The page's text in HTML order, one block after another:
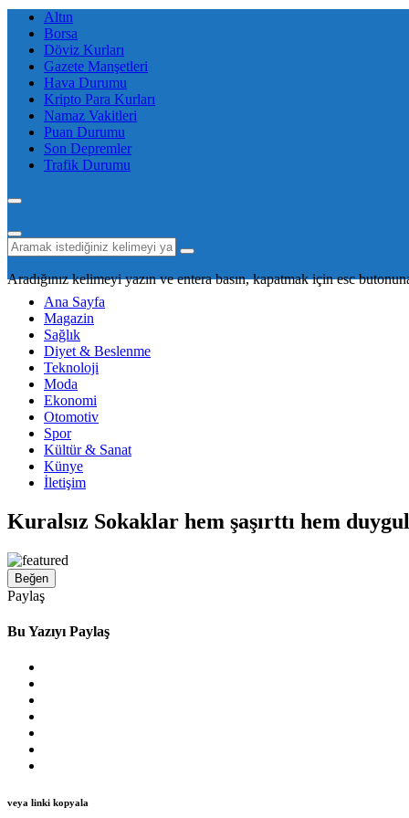
Altın
Borsa
Döviz Kurları
Gazete Manşetleri
Hava Durumu
Kripto Para Kurları
Namaz Vakitleri
Puan Durumu
Son Depremler
Trafik Durumu
Aradığınız kelimeyi yazın ve entera basın, kapatmak için esc
Ana Sayfa
Magazin
Sağlık
Diyet & Beslenme
Teknoloji
Moda
Ekonomi
Otomotiv
Spor
Kültür & Sanat
Künye
İletişim
Kuralsız Sokaklar hem şaşırttı hem
Beğen
Paylaş
Bu Yazıyı Paylaş
veya linki kopyala